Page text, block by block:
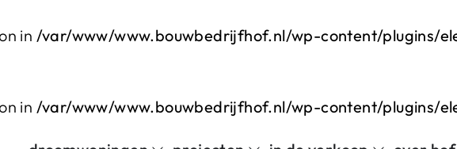
in /var/www/www.bouwbedrijfhof.nl/wp-content/plugins/
in /var/www/www.bouwbedrijfhof.nl/wp-content/plugins/